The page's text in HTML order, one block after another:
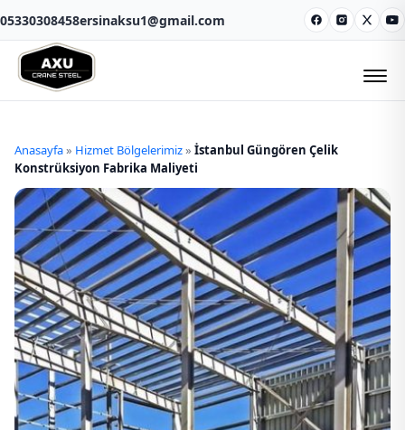
05330308458ersinaksu1@gmail.com Facebook
Instagram
X
Anasayfa» Hizmet Bölgelerimiz» İstanbul Güngören Çelik
Konstrüksiyon Fabrika Maliyeti